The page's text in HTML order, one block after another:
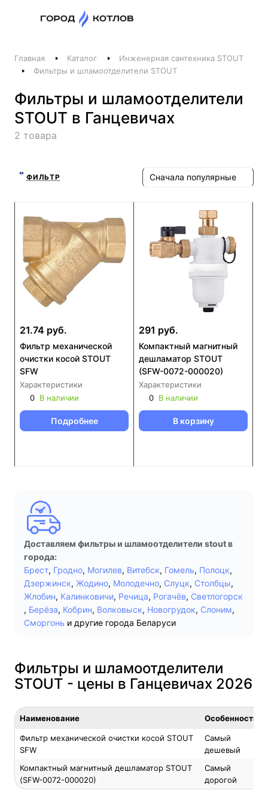
Телефоны
+375 44 511-06-41
+375 29 237-06-41
Котлы и отопление
+375 44 521-06-41
Заказать звонок
Главная Каталог
Инженерная сантехника STOUT
Фильтры и шламоотделители STOUT
Фильтры и шламоотделители
STOUT в Ганцевичах
2 товара
ФИЛЬТР Сначала популярные
21.74 руб.
Фильтр механической
очистки косой STOUT
SFW
Характеристики
0 В наличии
Подробнее
291 руб.
Компактный магнитный
дешламатор STOUT
(SFW-0072-000020)
Характеристики
0 В наличии
В корзину
Доставляем фильтры и шламоотделители stout в
города:
Брест, Гродно, Могилев, Витебск, Гомель, Полоцк,
Дзержинск, Жодино, Молодечно, Слуцк, Столбцы,
Жлобин, Калинковичи, Речица, Рогачёв, Светлогорск
, Берёза, Кобрин, Волковыск, Новогрудок, Слоним,
Сморгонь и другие города Беларуси
Фильтры и шламоотделители
STOUT - цены в Ганцевичах 2026
Наименование Особенность
Фильтр механической очистки косой STOUT
SFW
Самый
дешевый
Компактный магнитный дешламатор STOUT
(SFW-0072-000020)
Самый
дорогой